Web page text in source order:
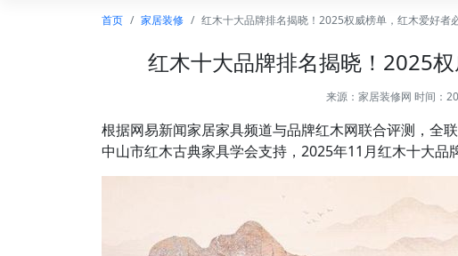
首页 家居装修 红木十大品牌排名揭晓！2025权威榜单，红木爱好者
红木十大品牌排名揭晓！2025
来源： 家居装修网 时间：
根据网易新闻家居家具频道与品牌红木网联合评测，全
中山市红木古典家具学会支持，2025年11月红木十大品